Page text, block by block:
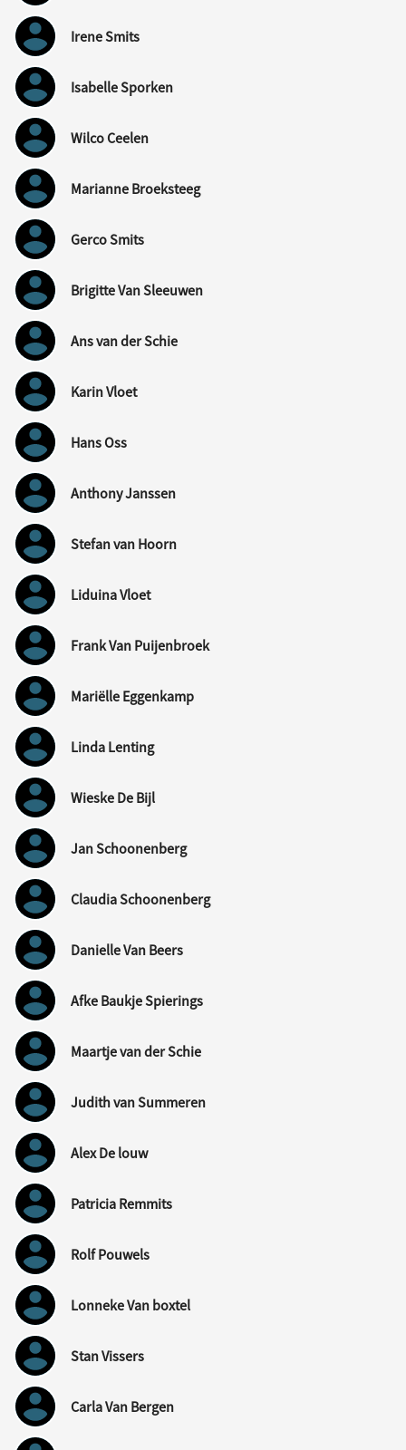
Irene Smits
Isabelle Sporken
Wilco Ceelen
Marianne Broeksteeg
Gerco Smits
Brigitte Van Sleeuwen
Ans van der Schie
Karin Vloet
Hans Oss
Anthony Janssen
Stefan van Hoorn
Liduina Vloet
Frank Van Puijenbroek
Mariëlle Eggenkamp
Linda Lenting
Wieske De Bijl
Jan Schoonenberg
Claudia Schoonenberg
Danielle Van Beers
Afke Baukje Spierings
Maartje van der Schie
Judith van Summeren
Alex De louw
Patricia Remmits
Rolf Pouwels
Lonneke Van boxtel
Stan Vissers
Carla Van Bergen